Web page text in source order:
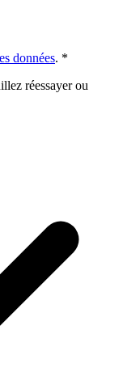
données. *
réessayer ou